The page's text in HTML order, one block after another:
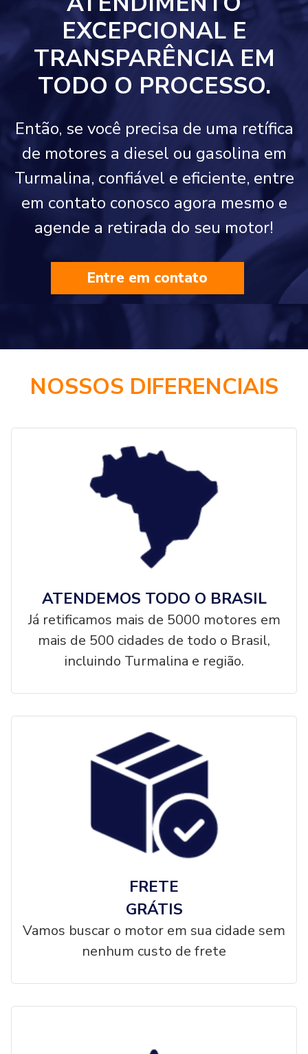
EXCEPCIONAL E
TRANSPARÊNCIA EM
TODO O PROCESSO.
Então, se você precisa de uma retífica
de motores a diesel ou gasolina em
Turmalina, confiável e eficiente, entre
em contato conosco agora mesmo e
agende a retirada do seu motor!
Entre em contato
NOSSOS DIFERENCIAIS
ATENDEMOS TODO O BRASIL
Já retificamos mais de 5000 motores em
mais de 500 cidades de todo o Brasil,
incluindo Turmalina e região.
FRETE
GRÁTIS
Vamos buscar o motor em sua cidade sem
nenhum custo de frete